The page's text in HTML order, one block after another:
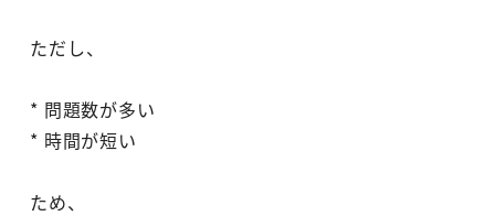
ただし、
* 問題数が多い
* 時間が短い
ため、